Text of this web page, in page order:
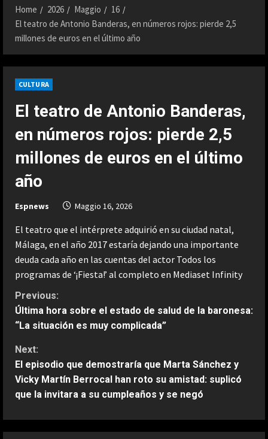
Home 2026 Maggio
16
El teatro de Antonio Banderas, en números rojos: pierde 2,5
millones de euros en el último año
CULTURA
El teatro de Antonio Banderas,
en números rojos: pierde 2,5
millones de euros en el último
año
Espnews Maggio 16, 2026
El teatro que el intérprete adquirió en su ciudad natal,
Málaga, en el año 2017 estaría dejando una importante
deuda cada año en las cuentas del actor Todos los
programas de ‘¡Fiesta!’ al completo en Mediaset Infinity
C
o
n
t
i
n
Previous:
Última hora sobre el estado de salud de la baronesa:
“La situación es muy complicada”
Next:
El episodio que demostraría que Marta Sánchez y
Vicky Martín Berrocal han roto su amistad: suplicó
que la invitara a su cumpleaños y se negó